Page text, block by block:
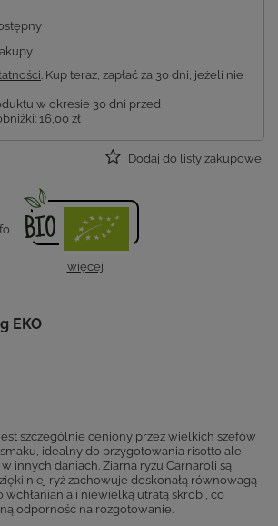
. Kup teraz, zapłać za 30 dni, jeżeli nie
w okresie 30 dni przed
16,00 zł
Dodaj do listy zakupowej
więcej
EKO
szczególnie ceniony przez wielkich szefów
idealny do przygotowania risotto ale
innych daniach. Ziarna ryżu Carnaroli są
niej ryż zachowuje doskonałą równowagą
wchłaniania i niewielką utratą skrobi, co
odporność na rozgotowanie.